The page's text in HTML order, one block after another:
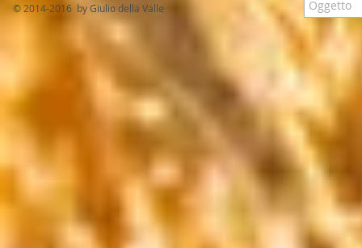
© 2014-2016 by Giulio della Valle